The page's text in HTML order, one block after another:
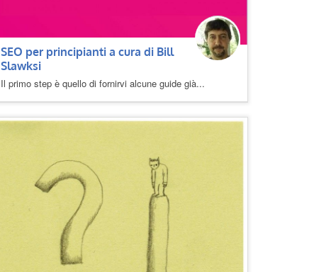
SEO per principianti a cura di Bill
Slawksi
Il primo step è quello di fornirvi alcune guide già...